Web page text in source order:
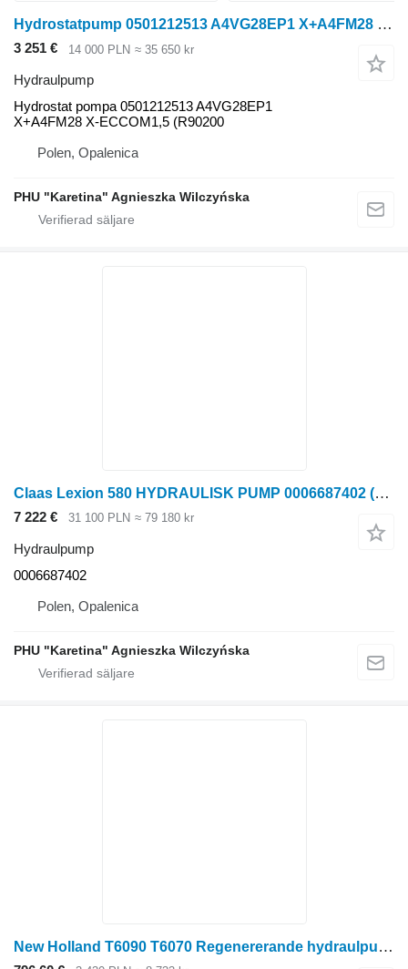
Hydrostatpump 0501212513 A4VG28EP1 X+A4FM28 X-ECCOM1,5 (R90200 hydraulpump
3 251 € 14 000 PLN ≈ 35 650 kr
Hydraulpump
Hydrostat pompa 0501212513 A4VG28EP1
X+A4FM28 X-ECCOM1,5 (R90200
Polen, Opalenica
PHU "Karetina" Agnieszka Wilczyńska
Claas Lexion 580 HYDRAULISK PUMP 0006687402 (Hydraulpumpar) till Claas Lexion 580 skördetröska
7 222 € 31 100 PLN ≈ 79 180 kr
Hydraulpump
0006687402
Polen, Opalenica
PHU "Karetina" Agnieszka Wilczyńska
New Holland T6090 T6070 Regenererande hydraulpump 56 cc 84353098R till New Holland T6090 T6070 hjultraktor